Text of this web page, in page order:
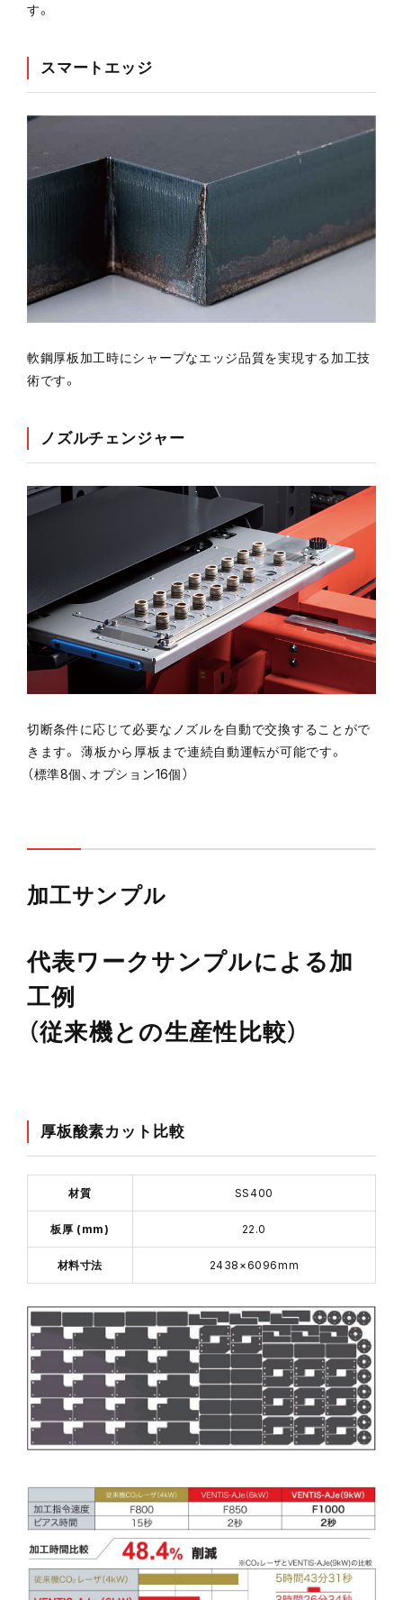
す。
スマートエッジ
軟鋼厚板加工時にシャープなエッジ品質を実現する加工技
術です。
ノズルチェンジャー
切断条件に応じて必要なノズルを自動で交換することがで
きます。 薄板から厚板まで連続自動運転が可能です。
（標準8個、オプション16個）
加工サンプル
代表ワークサンプルによる加
工例
（従来機との生産性比較）
厚板酸素カット比較
材質 SS400
板厚 (mm) 22.0
材料寸法 2438×6096mm